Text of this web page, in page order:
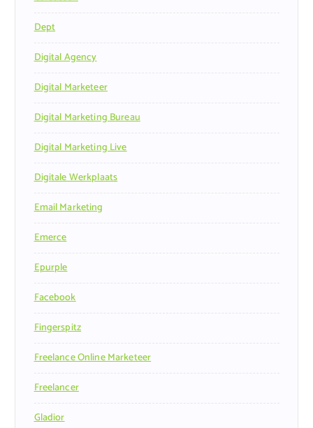
Dept
Digital Agency
Digital Marketeer
Digital Marketing Bureau
Digital Marketing Live
Digitale Werkplaats
Email Marketing
Emerce
Epurple
Facebook
Fingerspitz
Freelance Online Marketeer
Freelancer
Gladior